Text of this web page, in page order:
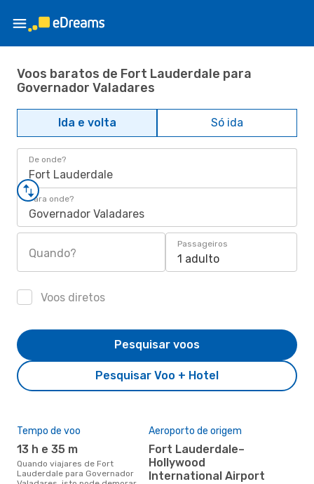
Voos baratos de Fort Lauderdale para
Governador Valadares
Ida e volta Só ida
De onde?
Fort Lauderdale
Para onde?
Governador Valadares
Quando?
Passageiros
1 adulto
Voos diretos
Pesquisar Voo + Hotel
Pesquisar voos
Tempo de voo
13 h e 35 m
Quando viajares de Fort
Lauderdale para Governador
Aeroporto de origem
Fort Lauderdale–
Hollywood
International Airport